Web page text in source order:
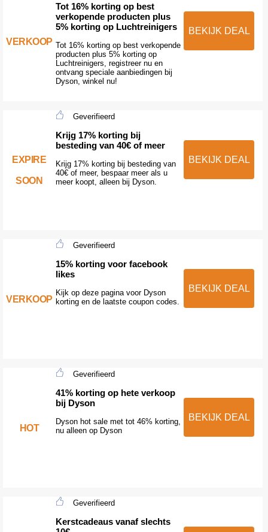
VERKOOP
Tot 16% korting op best
verkopende producten plus
5% korting op Luchtreinigers
Tot 16% korting op best verkopende
producten plus 5% korting op
Luchtreinigers, registreer nu en
ontvang speciale aanbiedingen bij
Dyson, winkel nu!
BEKIJK DEAL
EXPIRE
SOON
Geverifieerd
Krijg 17% korting bij
besteding van 40€ of meer
Krijg 17% korting bij besteding van
40€ of meer, bespaar meer als u
meer koopt, alleen bij Dyson.
BEKIJK DEAL
VERKOOP
Geverifieerd
15% korting voor facebook
likes
Kijk op deze pagina voor Dyson
korting en de laatste coupon codes.
BEKIJK DEAL
HOT
Geverifieerd
41% korting op hete verkoop
bij Dyson
Dyson hot sale met tot 46% korting,
nu alleen op Dyson
BEKIJK DEAL
Geverifieerd
Kerstcadeaus vanaf slechts